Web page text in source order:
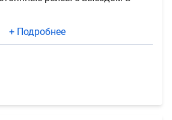
+ Подробнее